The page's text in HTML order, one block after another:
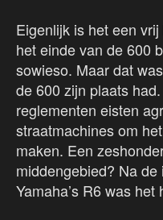
Eigenlijk is het een
het einde van de 600
sowieso. Maar dat
de 600 zijn plaats
reglementen eisten
straatmachines om
maken. Een
middengebied? Na
Yamaha’s R6 was